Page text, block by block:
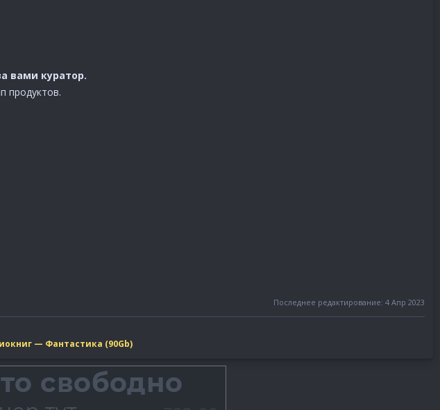
вами куратор.
продуктов.
Последнее редактирование: 4 Апр 2023
— Фантастика (90Gb)